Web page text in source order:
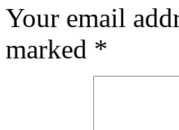
Your email
marked *